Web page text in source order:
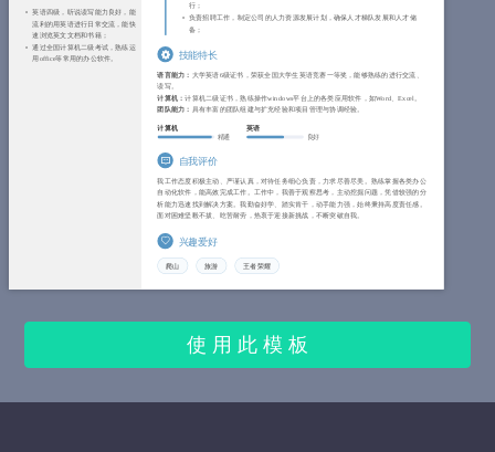
英语四级，听说读写能力良好，能
流利的用英语进行日常交流，能快
速浏览英文文档和书籍；
通过全国计算机二级考试，熟练运
用office等常用的办公软件。
行；
负责招聘工作，制定公司的人力资源发展计划，确保人才梯队发展和人才储
备；
技能特长
语言能力： 大学英语6级证书，荣获全国大学生英语竞赛一等奖，能够熟练的进行交流、
读写。
计算机：计算机二级证书，熟练操作windows平台上的各类应用软件，如Word、Excel。
团队能力： 具有丰富的团队组建与扩充经验和项目管理与协调经验。
计算机
精通
英语
良好
自我评价
我工作态度积极主动、严谨认真，对待任务细心负责，力求尽善尽美。熟练掌握各类办公
自动化软件，能高效完成工作。工作中，我善于观察思考，主动挖掘问题，凭借较强的分
析能力迅速找到解决方案。我勤奋好学、踏实肯干，动手能力强，始终秉持高度责任感。
面对困难坚毅不拔、吃苦耐劳，热衷于迎接新挑战，不断突破自我。
兴趣爱好
爬山 旅游 王者荣耀
使 用 此 模 板